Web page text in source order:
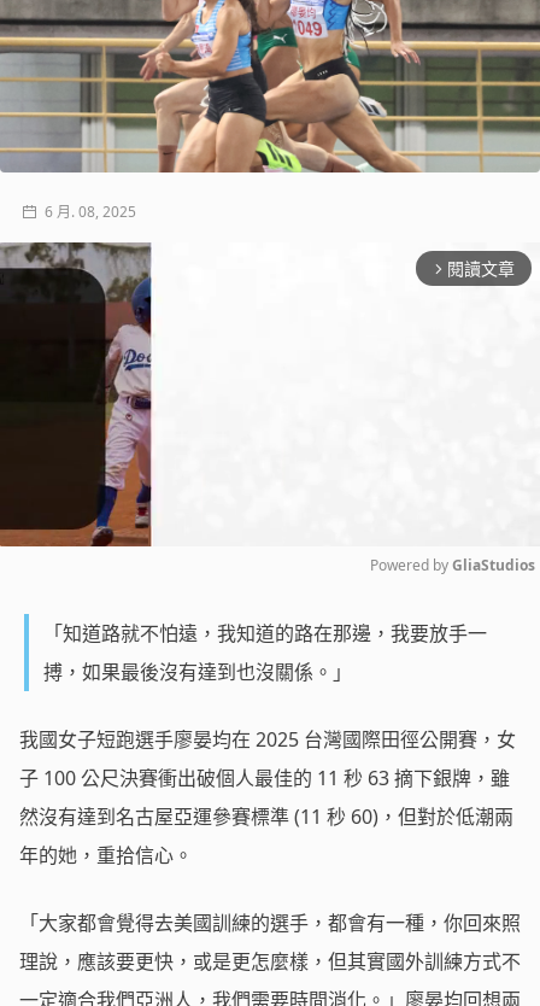
6 月. 08, 2025
arrow_forward_ios 閱讀文章
Powered by GliaStudios
「知道路就不怕遠，我知道的路在那邊，我要放手一
搏，如果最後沒有達到也沒關係。」
我國女子短跑選手廖晏均在 2025 台灣國際田徑公開賽，女
子 100公尺決賽衝出破個人最佳的 11 秒 63摘下銀牌，雖
然沒有達到名古屋亞運參賽標準(11 秒 60) ，但對於低潮兩
年的她，重拾信心。
「大家都會覺得去美國訓練的選手，都會有一種，你回來照
理說，應該要更快，或是更怎麼樣，但其實國外訓練方式不
一定適合我們亞洲人，我們需要時間消化。」廖晏均回想兩